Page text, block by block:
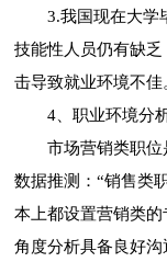
3.我国现在大学
技能性人员仍有缺
击导致就业环境不佳
4、职业环境分
市场营销类职
数据推测：“销售类
本上都设置营销类
角度分析具备良好